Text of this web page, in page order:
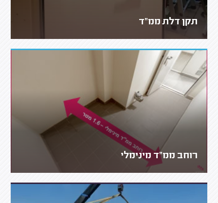
תקן דלת ממ"ד
רוחב ממ"ד מינימלי